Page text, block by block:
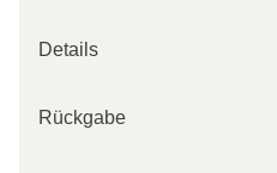
Details
Rückgabe